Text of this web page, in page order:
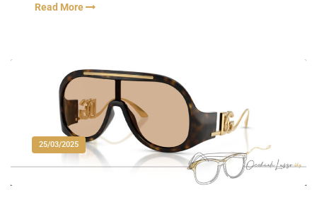
Read More
25/03/2025